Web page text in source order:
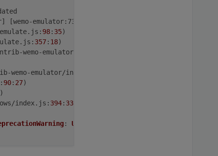
[wemo-emulator:73fc90568635c1ee]
js : 98: 35)
js : 357: 18)
wemo-emulator/index.
wemo-emulator/index.
: 90: 27)
)
index. js : 394: 33
: Using